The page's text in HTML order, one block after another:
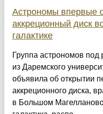
Астрономы впервые
аккреционный диск
галактике
Группа астрономов
из Даремского
объявила об открытии
аккреционного диска,
в Большом